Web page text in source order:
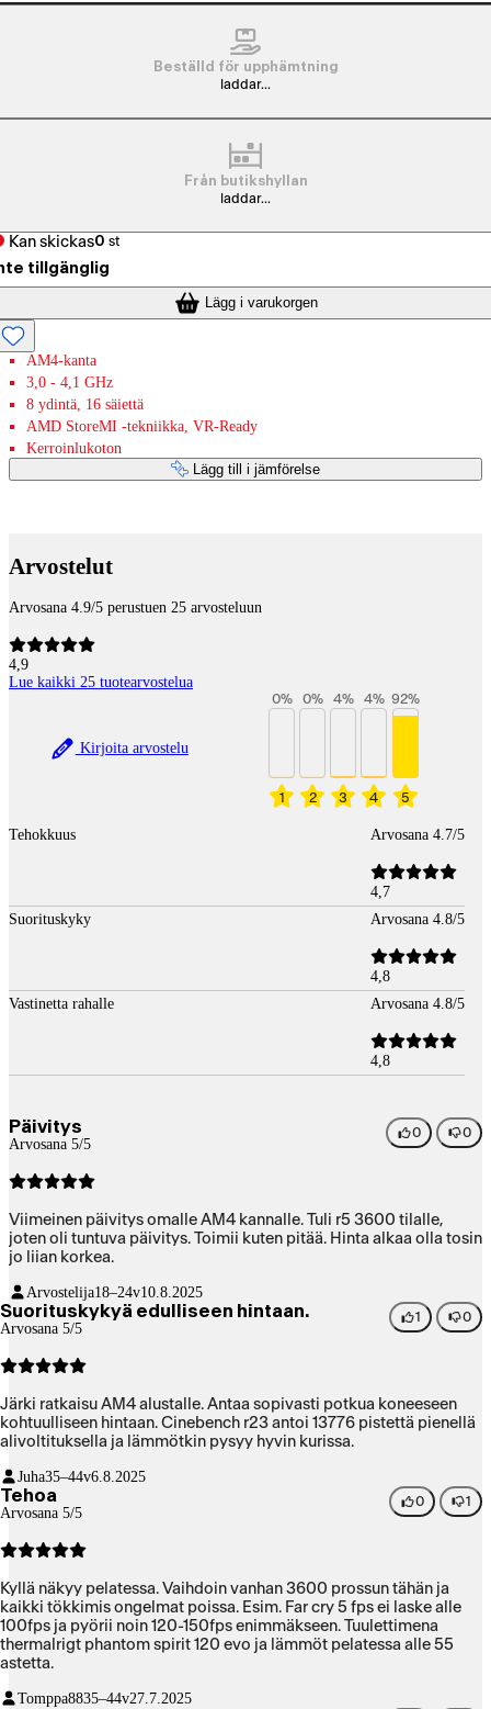
Beställd för upphämtning
laddar...
Från butikshyllan
laddar...
Kan skickas0 st
tillgänglig
Lägg i varukorgen
AM4-kanta
3,0 - 4,1 GHz
8 ydintä, 16 säiettä
AMD StoreMI -tekniikka, VR-Ready
Kerroinlukoton
Lägg till i jämförelse
Arvostelut
Arvosana 4.9/5 perustuen 25 arvosteluun
4,9
Lue kaikki 25 tuotearvostelua
Kirjoita arvostelu
1
0%
2
0%
3
4%
4
4%
5
92%
Tehokkuus Arvosana 4.7/5
4,7
Suorituskyky
Arvosana 4.8/5
4,8
Vastinetta rahalle
Arvosana 4.8/5
4,8
Päivitys
Arvosana 5/5
0 0
Viimeinen päivitys omalle AM4 kannalle. Tuli r5 3600 tilalle,
joten oli tuntuva päivitys. Toimii kuten pitää. Hinta alkaa olla tosin
jo liian korkea.
Arvostelija18–24v10.8.2025
Suorituskykyä edulliseen hintaan.
Arvosana 5/5
1 0
Järki ratkaisu AM4 alustalle. Antaa sopivasti potkua koneeseen
kohtuulliseen hintaan. Cinebench r23 antoi 13776 pistettä pienellä
alivoltituksella ja lämmötkin pysyy hyvin kurissa.
Juha35–44v6.8.2025
Tehoa
Arvosana 5/5
0 1
Kyllä näkyy pelatessa. Vaihdoin vanhan 3600 prossun tähän ja
kaikki tökkimis ongelmat poissa. Esim. Far cry 5 fps ei laske alle
100fps ja pyörii noin 120-150fps enimmäkseen. Tuulettimena
thermalrigt phantom spirit 120 evo ja lämmöt pelatessa alle 55
astetta.
Tomppa8835–44v27.7.2025